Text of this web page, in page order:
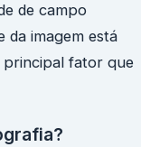
de campo
da imagem está
principal fator que